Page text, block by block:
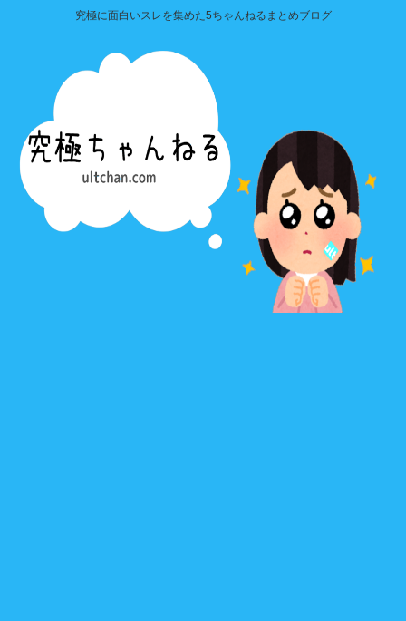
究極に面白いスレを集めた5ちゃんねるまとめブログ